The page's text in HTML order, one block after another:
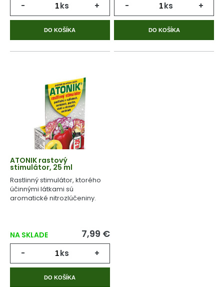
- ks +
DO KOŠÍKA
- ks +
DO KOŠÍKA
ATONIK rastový
stimulátor, 25 ml
Rastlinný stimulátor, ktorého
účinnými látkami sú
aromatické nitrozlúčeniny.
NA SKLADE 7,99 €
- ks +
DO KOŠÍKA